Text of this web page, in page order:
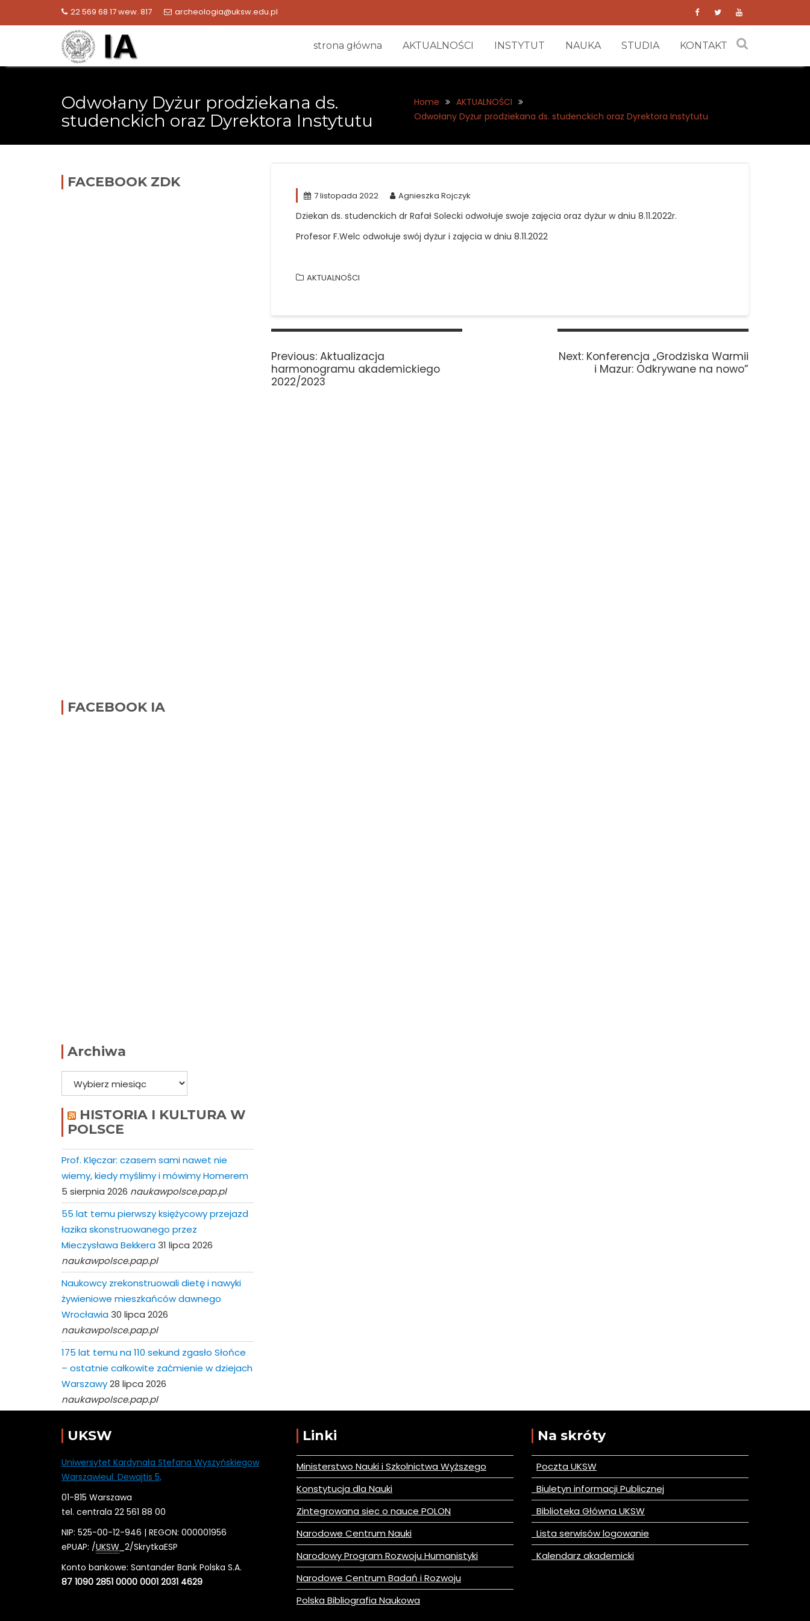
22 569 68 17 wew. 817 archeologia@uksw.edu.pl
strona główna AKTUALNOŚCI INSTYTUT NAUKA STUDIA KONTAKT
Odwołany Dyżur prodziekana ds.
studenckich oraz Dyrektora Instytutu
Home
AKTUALNOŚCI
Odwołany Dyżur prodziekana ds. studenckich oraz Dyrektora Instytutu
7 listopada 2022 Agnieszka Rojczyk
Dziekan ds. studenckich dr Rafał Solecki odwołuje swoje zajęcia oraz dyżur w dniu 8.11.2022r.
Profesor F.Welc odwołuje swój dyżur i zajęcia w dniu 8.11.2022
AKTUALNOŚCI
Nawigacja
Previous: Previous
post:
Aktualizacja
harmonogramu akademickiego
2022/2023
Next: Next
post:
Konferencja „Grodziska Warmii
i Mazur: Odkrywane na nowo”
FACEBOOK ZDK
FACEBOOK IA
Archiwa
Archiwa
HISTORIA I KULTURA W
POLSCE
Prof. Klęczar: czasem sami nawet nie
wiemy, kiedy myślimy i mówimy Homerem
5 sierpnia 2026 naukawpolsce.pap.pl
55 lat temu pierwszy księżycowy przejazd
łazika skonstruowanego przez
Mieczysława Bekkera31 lipca 2026
naukawpolsce.pap.pl
Naukowcy zrekonstruowali dietę i nawyki
żywieniowe mieszkańców dawnego
Wrocławia30 lipca 2026
naukawpolsce.pap.pl
175 lat temu na 110 sekund zgasło Słońce
– ostatnie całkowite zaćmienie w dziejach
Warszawy28 lipca 2026
naukawpolsce.pap.pl
UKSW
Uniwersytet Kardynała Stefana Wyszyńskiegow
Warszawieul. Dewajtis 5,
01-815 Warszawa
tel. centrala 22 561 88 00
NIP: 525-00-12-946 | REGON: 000001956
ePUAP: /UKSW _2/SkrytkaESP
Konto bankowe: Santander Bank Polska S.A.
87 1090 2851 0000 0001 2031 4629
Linki
Ministerstwo Nauki i Szkolnictwa Wyższego
Konstytucja dla Nauki
Zintegrowana siec o nauce POLON
Narodowe Centrum Nauki
Narodowy Program Rozwoju Humanistyki
Narodowe Centrum Badań i Rozwoju
Polska Bibliografia Naukowa
Na skróty
Poczta UKSW
Biuletyn informacji Publicznej
Biblioteka Główna UKSW
Lista serwisów logowanie
Kalendarz akademicki